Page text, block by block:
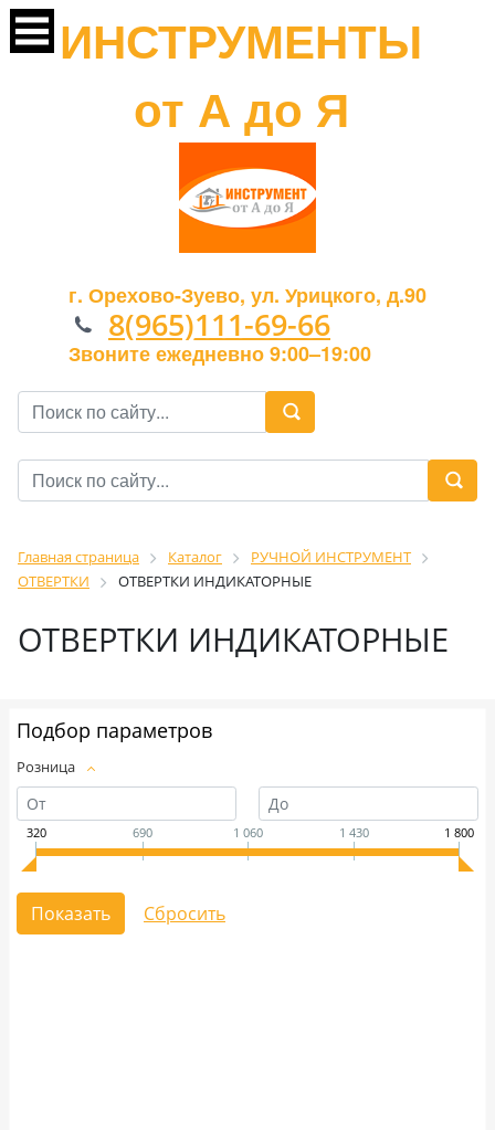
ИНСТРУМЕНТЫ
от А до Я
г. Орехово-Зуево, ул. Урицкого, д.90
8(965)111-69-66
Звоните ежедневно 9:00–19:00
Главная страница Каталог
РУЧНОЙ ИНСТРУМЕНТ
ОТВЕРТКИ
ОТВЕРТКИ ИНДИКАТОРНЫЕ
ОТВЕРТКИ ИНДИКАТОРНЫЕ
Подбор параметров
Розница
320 690 1 060 1 430 1 800